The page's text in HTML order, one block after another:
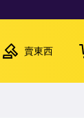
賣東西